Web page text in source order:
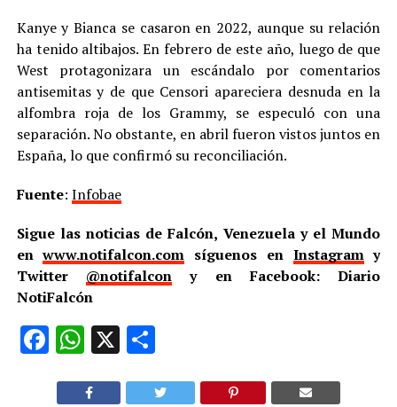
Kanye y Bianca se casaron en 2022, aunque su relación
ha tenido altibajos. En febrero de este año, luego de que
West protagonizara un escándalo por comentarios
antisemitas y de que Censori apareciera desnuda en la
alfombra roja de los Grammy, se especuló con una
separación. No obstante, en abril fueron vistos juntos en
España, lo que confirmó su reconciliación.
Fuente: Infobae
Sigue las noticias de Falcón, Venezuela y el Mundo
enwww.notifalcon.com síguenos en Instagramy
Twitter @notifalcon y en Facebook: Diario
NotiFalcón
Facebook
WhatsApp
X